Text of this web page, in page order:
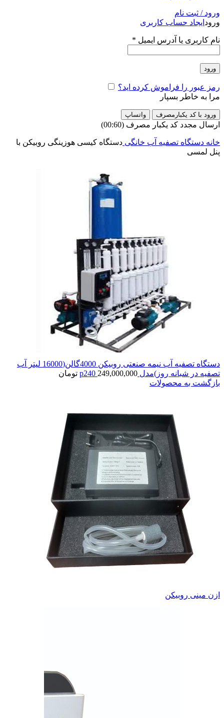
ورود / ثبت نام
ورود ایجاد حساب کاربری
نام کاربری یا آدرس ایمیل *
ورود
رمز عبور را فراموش کرده اید؟
مرا به خاطر بسپار
ورود با کد یکبارمصرف واتساپ
ارسال مجدد کد یکبار مصرف (00:
60
)
خانه دستگاه تصفیه آب خانگی دستگاه کیسی هوزینگی روبیکن با
پنل لمسی
دستگاه تصفیه آب نیمه صنعتی روبیکن 4000گالن(16000 لیتر آب
تصفیه در شبانه روز)مدل p240 249,000,000
تومان
بازگشت به محصولات
ازن مینی روبیکن